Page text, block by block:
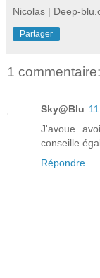
Nicolas | Deep-
Partager
1 commentaire:
Sky@Blu
J'avoue
conseille
Répondre